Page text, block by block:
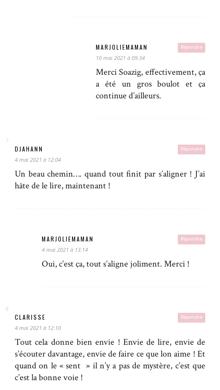
Répondre
MARJOLIEMAMAN
10 mai 2021 à 09:34
Merci Soazig, effectivement, ça
a été un gros boulot et ça
continue d’ailleurs.
Répondre
DJAHANN
4 mai 2021 à 12:04
Un beau chemin…. quand tout finit par s’aligner ! J’ai
hâte de le lire, maintenant !
Répondre
MARJOLIEMAMAN
4 mai 2021 à 13:14
Oui, c’est ça, tout s’aligne joliment. Merci !
Répondre
CLARISSE
4 mai 2021 à 12:10
Tout cela donne bien envie ! Envie de lire, envie de
s’écouter davantage, envie de faire ce que lon aime ! Et
quand on le « sent » il n’y a pas de mystère, c’est que
c’est la bonne voie !